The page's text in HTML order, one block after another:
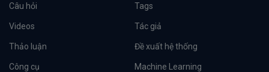
Câu hỏi Tags
Videos Tác giả
Thảo luận Đề xuất hệ thống
Công cụ Machine Learning